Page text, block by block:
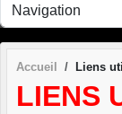
Accueil Liens
LIENS